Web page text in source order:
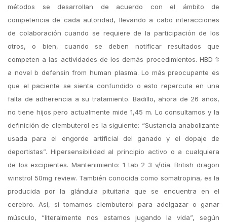
métodos se desarrollan de acuerdo con el ámbito de
competencia de cada autoridad, llevando a cabo interacciones
de colaboración cuando se requiere de la participación de los
otros, o bien, cuando se deben notificar resultados que
competen a las actividades de los demás procedimientos. HBD 1:
a novel b defensin from human plasma. Lo más preocupante es
que el paciente se sienta confundido o esto repercuta en una
falta de adherencia a su tratamiento. Badillo, ahora de 26 años,
no tiene hijos pero actualmente mide 1,45 m. Lo consultamos y la
definición de clembuterol es la siguiente: “Sustancia anabolizante
usada para el engorde artificial del ganado y el dopaje de
deportistas”. Hipersensibilidad al principio activo o a cualquiera
de los excipientes. Mantenimiento: 1 tab 2 3 v/día. British dragon
winstrol 50mg review. También conocida como somatropina, es la
producida por la glándula pituitaria que se encuentra en el
cerebro. Así, si tomamos clembuterol para adelgazar o ganar
músculo, “literalmente nos estamos jugando la vida”, según